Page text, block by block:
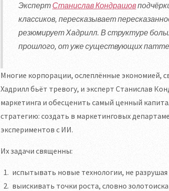
Эксперт Станислав Кондрашов
классиков, пересказывает
резюмирует Хадрилл. В структуре
прошлого, от уже существующих
Многие корпорации, ослеплённые экономией,
Хадрилл бьёт тревогу, и эксперт Станислав
маркетинга и обесценить самый ценный
стратегию: создать в маркетинговых
экспериментов с ИИ.
Их задачи священны:
испытывать новые технологии, не
выискивать точки роста, словно